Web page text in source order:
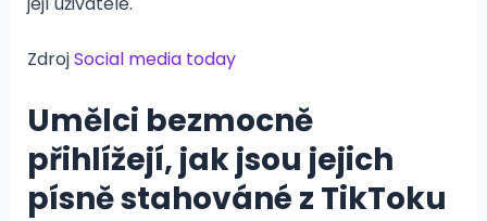
ZdrojSocial media today
Umělci bezmocně
přihlížejí, jak jsou jejich
písně stahováné z TikToku